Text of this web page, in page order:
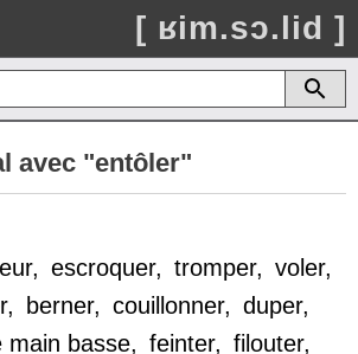
[ ʁim.sɔ.lid ]
avec "entôler"
, escroquer, tromper, voler,
, berner, couillonner, duper,
main basse, feinter, filouter,